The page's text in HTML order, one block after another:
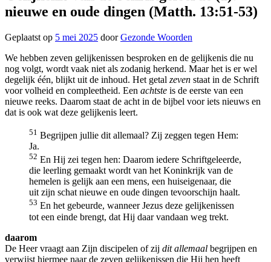
nieuwe en oude dingen (Matth. 13:51-53)
Geplaatst op 5 mei 2025 doorGezonde Woorden
We hebben zeven gelijkenissen besproken en de gelijkenis die nu
nog volgt, wordt vaak niet als zodanig herkend. Maar het is er wel
degelijk één, blijkt uit de inhoud. Het getal zeven staat in de Schrift
voor volheid en compleetheid. Een achtste is de eerste van een
nieuwe reeks. Daarom staat de acht in de bijbel voor iets nieuws en
dat is ook wat deze gelijkenis leert.
51 Begrijpen jullie dit allemaal? Zij zeggen tegen Hem:
Ja.
52 En Hij zei tegen hen: Daarom iedere Schriftgeleerde,
die leerling gemaakt wordt van het Koninkrijk van de
hemelen is gelijk aan een mens, een huiseigenaar, die
uit zijn schat nieuwe en oude dingen tevoorschijn haalt.
53 En het gebeurde, wanneer Jezus deze gelijkenissen
tot een einde brengt, dat Hij daar vandaan weg trekt.
daarom
De Heer vraagt aan Zijn discipelen of zij dit allemaal begrijpen en
verwijst hiermee naar de zeven gelijkenissen die Hij hen heeft